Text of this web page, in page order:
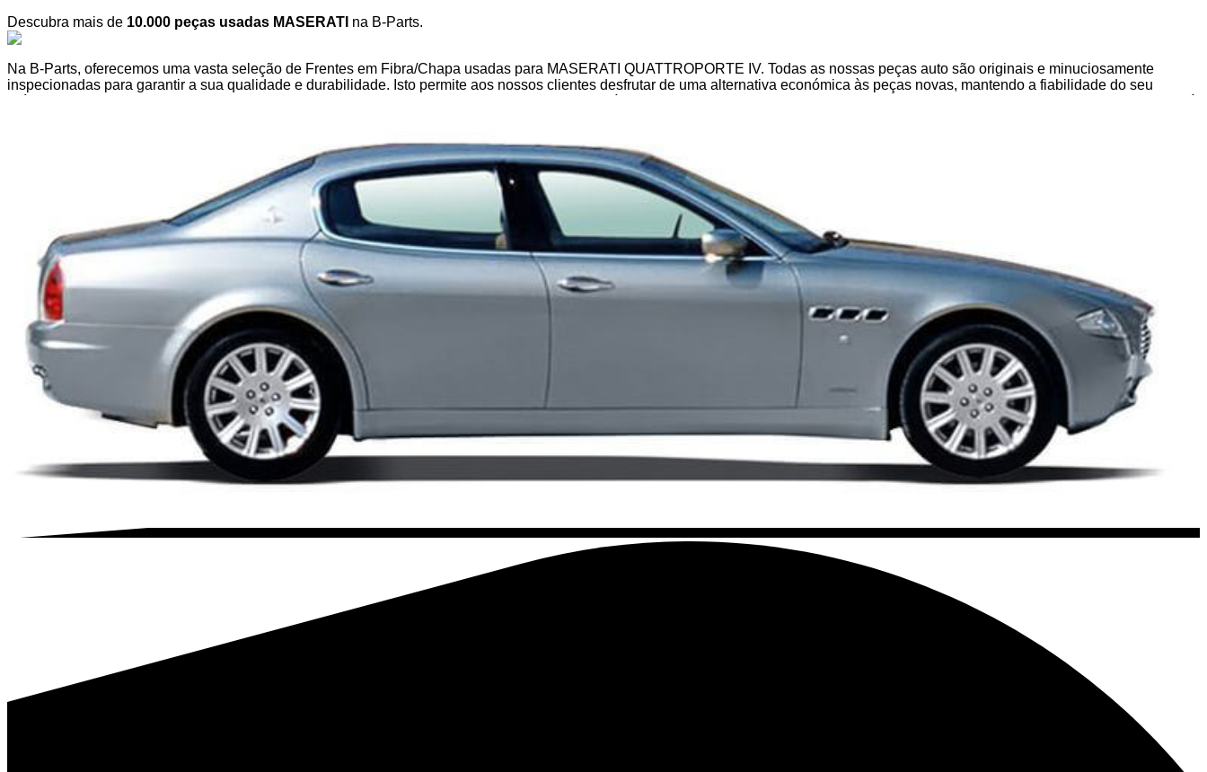
Descubra mais de 10.000 peças usadas MASERATI na B-Parts.
Na B-Parts, oferecemos uma vasta seleção de Frentes em Fibra/Chapa usadas para MASERATI QUATTROPORTE IV. Todas as nossas peças auto são originais e minuciosamente
inspecionadas para garantir a sua qualidade e durabilidade. Isto permite aos nossos clientes desfrutar de uma alternativa económica às peças novas, mantendo a fiabilidade do seu
Além de oferecermos Frentes em Fibra/Chapa usadas, o nosso catálogo abrange todos os modelos da MASERATI, tanto os mais antigos como os mais recentes. Disponibilizamos peças
auto para atender a todas as exigências, seja para uma reparação rápida, uma substituição específica ou uma atualização geral do seu veículo. Sabemos que a qualidade é essencial, por
isso cada uma das nossas peças auto vem com uma garantia de 12 meses, garantindo total tranquilidade com a sua compra.
Compreendemos que cada proprietário de carro deseja manter o seu veículo em perfeito estado, razão pela qual oferecemos peças auto originais que foram testadas e aprovadas. Quer
precise de uma frente-em-fibrachapa ou de qualquer outra peça de carro, a B-Parts garante que receberá peças usadas fiáveis e de alto desempenho, prontas para uma instalação sem
complicações. Além disso, graças ao nosso vasto stock, nunca terá de esperar muito: oferecemos entrega rápida, assegurando que a sua frente-em-fibrachapa usado ou qualquer outra
peça auto chega rapidamente à sua porta.
A nossa plataforma online foi desenhada para simplificar o processo de compra. Pode facilmente pesquisar a peça de carro que precisa, filtrando por modelo, marca ou tipo de peça.
Graças ao nosso sistema de pesquisa avançado, encontrará facilmente a frente-em-fibrachapa para o seu MASERATI QUATTROPORTE IV ou qualquer outro componente de que
necessite. Isto torna a sua experiência de compra na B-Parts fluida, rápida e eficiente.
Ao escolher a B-Parts, está a optar por um serviço fiável e seguro. As nossas peças de carro usadas, incluindo todas as Frentes em Fibra/Chapa da MASERATI, são rigorosamente
inspecionadas para garantir que estão em excelentes condições antes do envio. Estamos comprometidos em oferecer peças auto de alta qualidade, respeitando o seu orçamento e
proporcionando uma alternativa sustentável às peças novas. Com o nosso extenso catálogo e a nossa dedicação à satisfação do cliente, pode ter a certeza de que encontrará a peça que
se adapta perfeitamente ao seu veículo.
Se precisa de uma frente-em-fibrachapa da MASERATI ou de qualquer outra peça de carro, a nossa loja online oferece uma experiência de compra sem complicações, com a certeza de
que cada peça está coberta por uma garantia. Confie na B-Parts para manter o seu MASERATI QUATTROPORTE IV em perfeito estado com peças auto usadas de alta qualidade.